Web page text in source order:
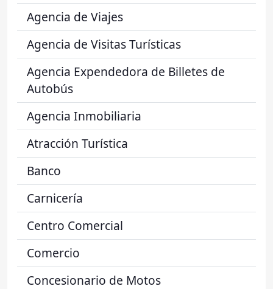
Agencia de Viajes
Agencia de Visitas Turísticas
Agencia Expendedora de Billetes de
Autobús
Agencia Inmobiliaria
Atracción Turística
Banco
Carnicería
Centro Comercial
Comercio
Concesionario de Motos